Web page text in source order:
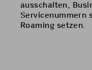
ausschalten,
Servicenummern
Roaming setzen.